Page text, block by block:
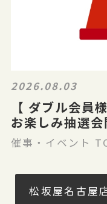
2026.08.03
【 ダブル会員
お楽しみ抽選会
催事・イベント
松坂屋名古屋